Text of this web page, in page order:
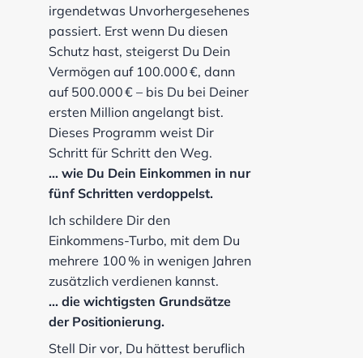
irgendetwas Unvorhergesehenes
passiert. Erst wenn Du diesen
Schutz hast, steigerst Du Dein
Vermögen auf 100.000 €, dann
auf 500.000 € – bis Du bei Deiner
ersten Million angelangt bist.
Dieses Programm weist Dir
Schritt für Schritt den Weg.
... wie Du Dein Einkommen in nur
fünf Schritten verdoppelst.
Ich schildere Dir den
Einkommens-Turbo, mit dem Du
mehrere 100 % in wenigen Jahren
zusätzlich verdienen kannst.
... die wichtigsten Grundsätze
der Positionierung.
Stell Dir vor, Du hättest beruflich